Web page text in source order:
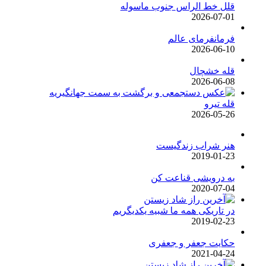
قلل خط الراس جنوب ماسوله
2026-07-01
فرمانفرمای عالم
2026-06-10
قله خشچال
2026-06-08
قله تیرو
2026-05-26
هنر شراب زندگیست
2019-01-23
به درویشی قناعت کن
2020-07-04
در تاریکی همه ما شبیه یکدیگریم
2019-02-23
حکایت جعفر و جعفری
2021-04-24